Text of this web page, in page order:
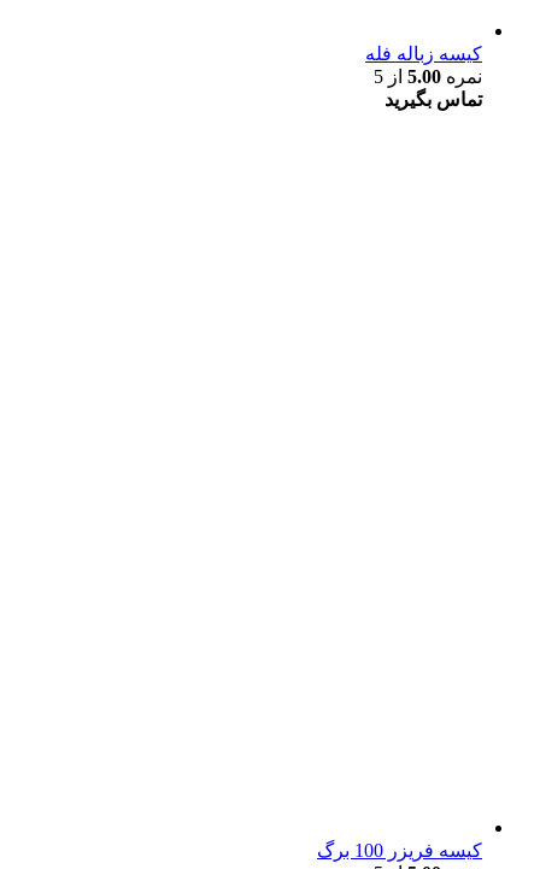
کیسه زباله فله
نمره 5.00 از 5
تماس بگیرید
کیسه فریزر 100 برگ